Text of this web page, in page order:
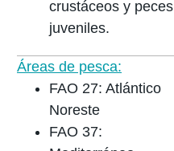
crustáceos y peces
juveniles.
Áreas de pesca:
FAO 27: Atlántico
Noreste
FAO 37: